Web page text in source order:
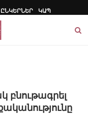
ԿԱՊ
բնութագրել